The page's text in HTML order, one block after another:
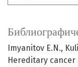
Imyanitov E.N.,
Hereditary cancer